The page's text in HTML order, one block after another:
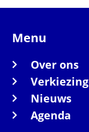
Menu
Over ons
Nieuws
Agenda